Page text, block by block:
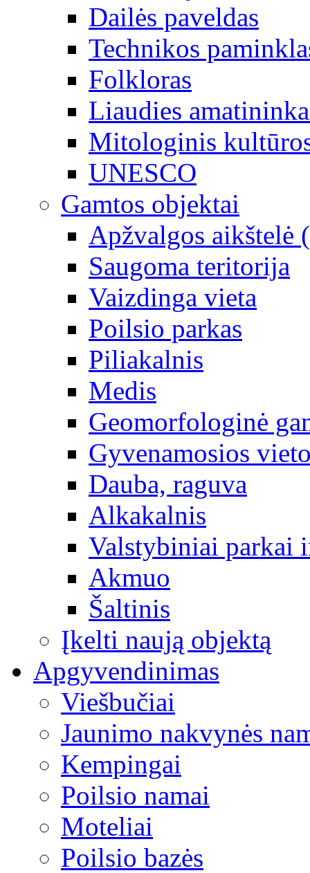
Dailės paveldas
Technikos
Folkloras
Liaudies
Mitologinis
UNESCO
Gamtos objektai
Apžvalgos aikštelė
Saugoma teritorija
Vaizdinga vieta
Poilsio parkas
Piliakalnis
Medis
Geomorfologinė
Gyvenamosios
Dauba, raguva
Alkakalnis
Valstybiniai parkai
Akmuo
Šaltinis
Įkelti naują objektą
Apgyvendinimas
Viešbučiai
Jaunimo nakvynės
Kempingai
Poilsio namai
Moteliai
Poilsio bazės